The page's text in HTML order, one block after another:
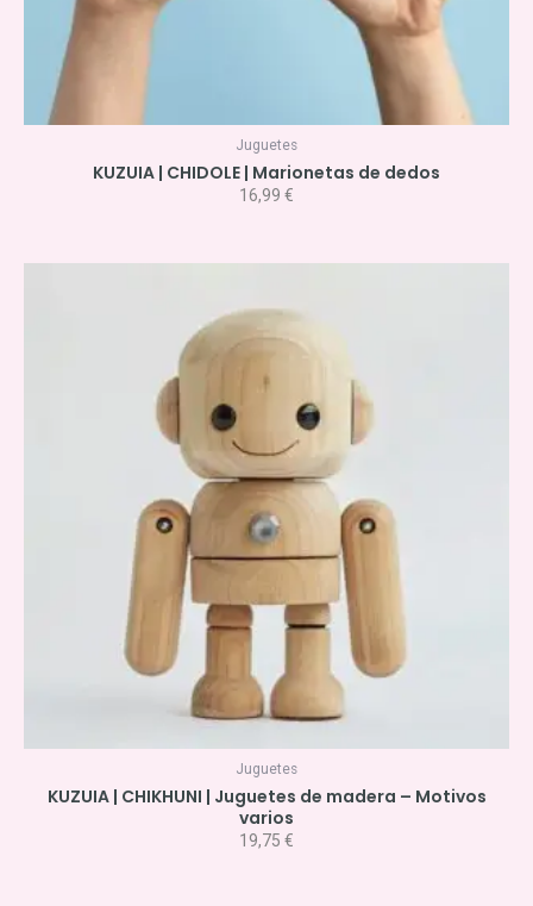
Juguetes
KUZUIA | CHIDOLE | Marionetas de dedos
16,99 €
Juguetes
KUZUIA | CHIKHUNI | Juguetes de madera – Motivos
varios
19,75 €